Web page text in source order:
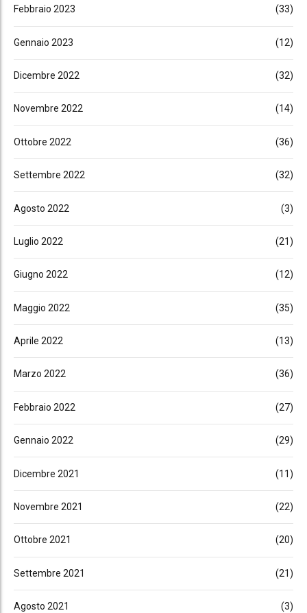
Febbraio 2023 (33)
Gennaio 2023 (12)
Dicembre 2022 (32)
Novembre 2022 (14)
Ottobre 2022 (36)
Settembre 2022 (32)
Agosto 2022 (3)
Luglio 2022 (21)
Giugno 2022 (12)
Maggio 2022 (35)
Aprile 2022 (13)
Marzo 2022 (36)
Febbraio 2022 (27)
Gennaio 2022 (29)
Dicembre 2021 (11)
Novembre 2021 (22)
Ottobre 2021 (20)
Settembre 2021 (21)
Agosto 2021 (3)